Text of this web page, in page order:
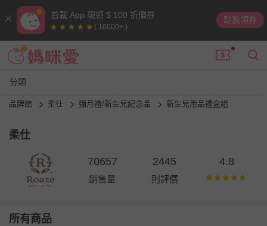
首載 App 現領 $ 100 折價券
( 10000+ )
點我領券
分類
品牌館 柔仕 彌月禮/新生兒紀念品 新生兒用品禮盒組
柔仕
70657
銷售量
2445
則評價
4.8
所有商品